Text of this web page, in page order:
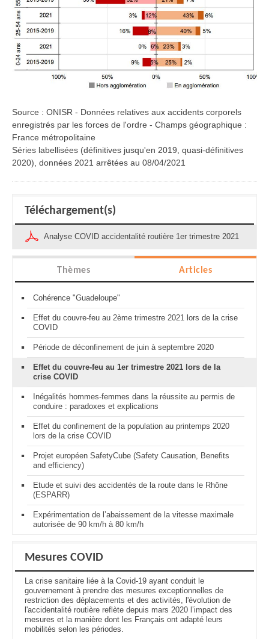
Source : ONISR - Données relatives aux accidents corporels
enregistrés par les forces de l'ordre - Champs géographique :
France métropolitaine
Séries labellisées (définitives jusqu'en 2019, quasi-définitives
2020), données 2021 arrêtées au 08/04/2021
Téléchargement(s)
Analyse COVID accidentalité routière 1er trimestre 2021
Thèmes Articles
Cohérence "Guadeloupe"
Effet du couvre-feu au 2ème trimestre 2021 lors de la crise
COVID
Période de déconfinement de juin à septembre 2020
Effet du couvre-feu au 1er trimestre 2021 lors de la
crise COVID
Inégalités hommes-femmes dans la réussite au permis de
conduire : paradoxes et explications
Effet du confinement de la population au printemps 2020
lors de la crise COVID
Projet européen SafetyCube (Safety Causation, Benefits
and efficiency)
Etude et suivi des accidentés de la route dans le Rhône
(ESPARR)
Expérimentation de l’abaissement de la vitesse maximale
autorisée de 90 km/h à 80 km/h
Mesures COVID
La crise sanitaire liée à la Covid-19 ayant conduit le
gouvernement à prendre des mesures exceptionnelles de
restriction des déplacements et des activités, l'évolution de
l'accidentalité routière reflète depuis mars 2020 l’impact des
mesures et la manière dont les Français ont adapté leurs
mobilités selon les périodes.